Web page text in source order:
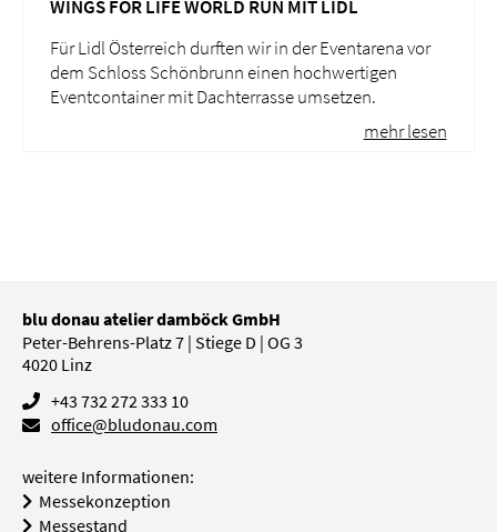
WINGS FOR LIFE WORLD RUN MIT LIDL
Für Lidl Österreich durften wir in der Eventarena vor
dem Schloss Schönbrunn einen hochwertigen
Eventcontainer mit Dachterrasse umsetzen.
mehr lesen
blu donau atelier damböck GmbH
Peter-Behrens-Platz 7 | Stiege D | OG 3
4020 Linz
+43 732 272 333 10
office@bludonau.com
weitere Informationen:
Messekonzeption
Messestand